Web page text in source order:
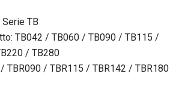
TB
TB042 / TB060 / TB090 / TB115 /
/ TB280
TBR090 / TBR115 / TBR142 / TBR180